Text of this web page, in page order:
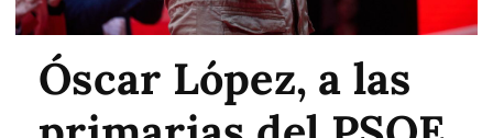
Óscar López, a las